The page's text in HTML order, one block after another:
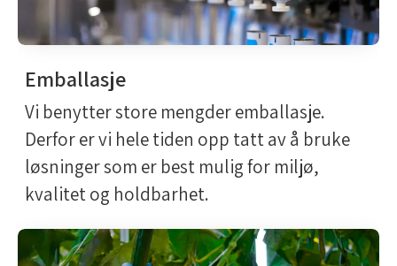
Emballasje
Vi benytter store mengder emballasje.
Derfor er vi hele tiden opp tatt av å bruke
løsninger som er best mulig for miljø,
kvalitet og holdbarhet.